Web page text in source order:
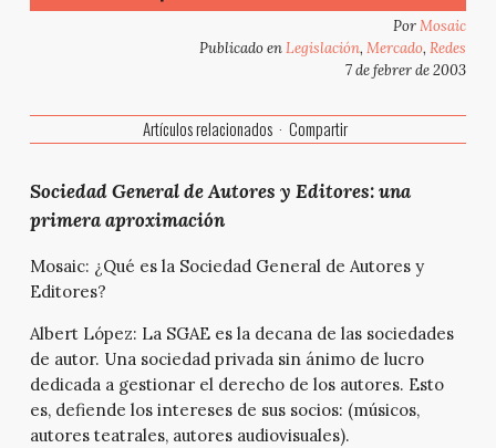
PorMosaic
Publicado enLegislación,Mercado,Redes
7 de febrer de 2003
Artículos relacionados Compartir
Sociedad General de Autores y Editores: una
primera aproximación
Mosaic: ¿Qué es la Sociedad General de Autores y
Editores?
Albert López: La SGAE es la decana de las sociedades
de autor. Una sociedad privada sin ánimo de lucro
dedicada a gestionar el derecho de los autores. Esto
es, defiende los intereses de sus socios: (músicos,
autores teatrales, autores audiovisuales).